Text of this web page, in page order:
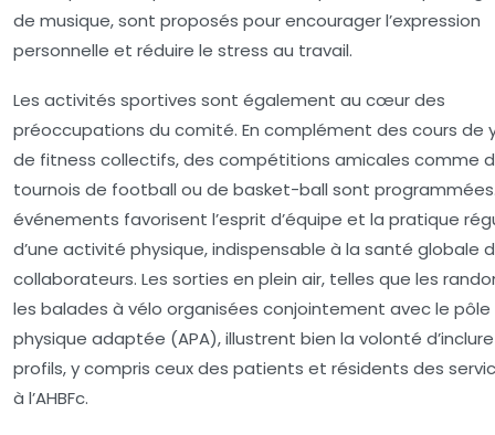
de musique, sont proposés pour encourager l’expression
personnelle et réduire le stress au travail.
Les activités sportives sont également au cœur des
préoccupations du comité. En complément des cours de
de fitness collectifs, des compétitions amicales comme
tournois de football ou de basket-ball sont
événements favorisent l’esprit d’équipe et la pratique
d’une activité physique, indispensable à la santé globale
collaborateurs. Les sorties en plein air, telles que les
les balades à vélo organisées conjointement avec le pôle
physique adaptée (APA), illustrent bien la volonté
profils, y compris ceux des patients et résidents des
à l’AHBFc.